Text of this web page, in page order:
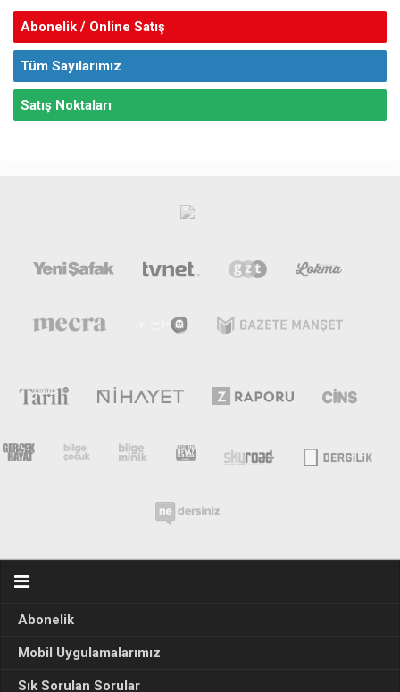
Abonelik / Online Satış
Tüm Sayılarımız
Satış Noktaları
Abonelik
Mobil Uygulamalarımız
Sık Sorulan Sorular